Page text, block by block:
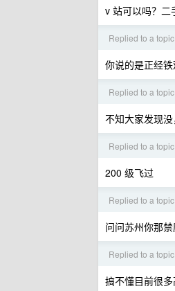
v 站可以吗？二
Replied to a
你说的是正经
Replied to a
不知大家发现没
Replied to a
200 级飞过
Replied to a
问问苏州你那
Replied to a
搞不懂目前很